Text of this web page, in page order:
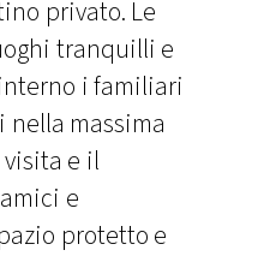
privato. Le
tranquilli e
i familiari
nella massima
e il
e
protetto e